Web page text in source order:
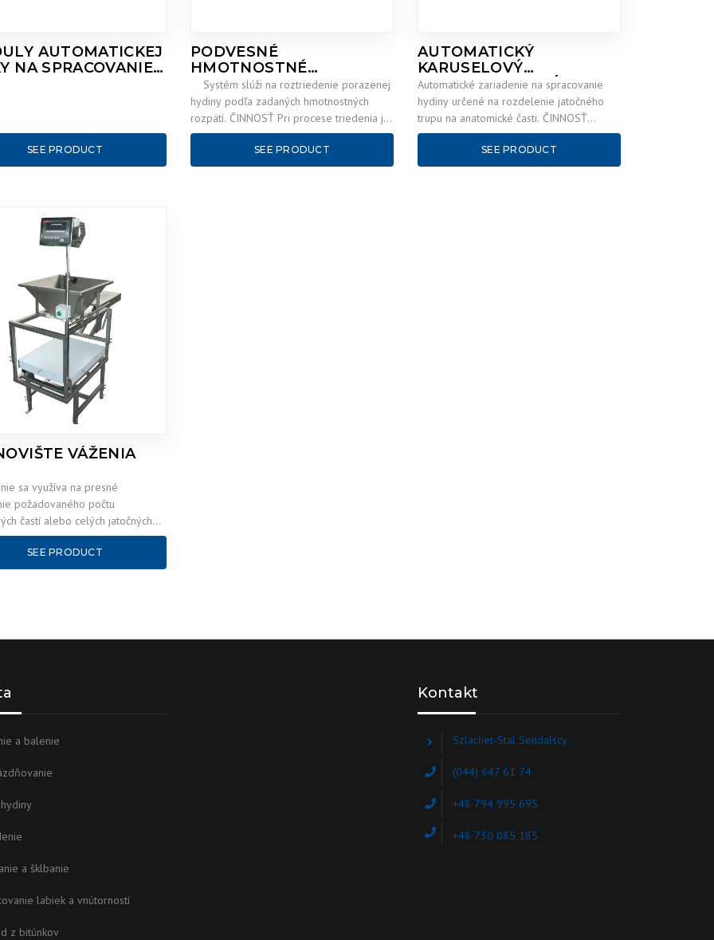
AUTOMATICKEJ
NA SPRACOVANIE
SEE PRODUCT
PODVESNÉ
HMOTNOSTNÉ
TRIEDENIE
Systém slúži na roztriedenie porazenej
hydiny podľa zadaných hmotnostných
rozpätí. ČINNOSŤ Pri procese triedenia je
každý strmeň s na ňom…
SEE PRODUCT
AUTOMATICKÝ
KARUSELOVÝ
SPRACOVATEĽSKÝ STROJ
Automatické zariadenie na spracovanie
hydiny určené na rozdelenie jatočného
trupu na anatomické časti. ČINNOSŤ
Automatický karuselový spracovateľský
stroj sa skladá z hlavného…
SEE PRODUCT
VÁŽENIA
sa využíva na presné
požadovaného počtu
častí alebo celých jatočných
Na doske rámu (pod
váha,…
SEE PRODUCT
a balenie
a šklbanie
labiek a vnútorností
z bitúnkov
Kontakt
Szlachet-Stal Sendalscy
(044) 647 61 74
+48 794 995 695
+48 730 085 185